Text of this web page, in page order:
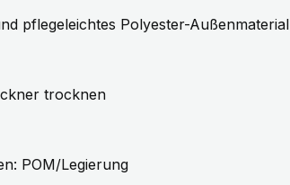
pflegeleichtes Polyester-Außenmaterial
trocknen
POM/Legierung